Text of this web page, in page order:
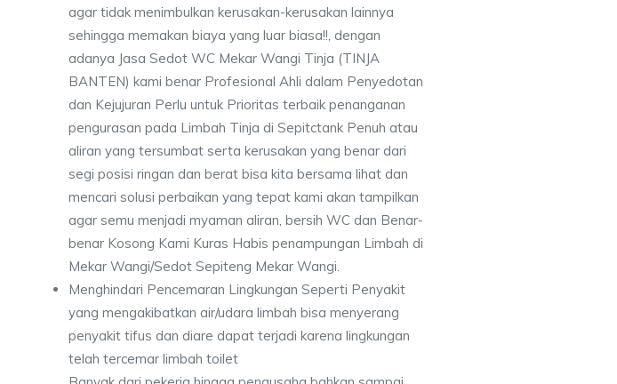
agar tidak menimbulkan kerusakan-kerusakan lainnya
sehingga memakan biaya yang luar biasa!!, dengan
adanya Jasa Sedot WC Mekar Wangi Tinja (TINJA
BANTEN) kami benar Profesional Ahli dalam Penyedotan
dan Kejujuran Perlu untuk Prioritas terbaik penanganan
pengurasan pada Limbah Tinja di Sepitctank Penuh atau
aliran yang tersumbat serta kerusakan yang benar dari
segi posisi ringan dan berat bisa kita bersama lihat dan
mencari solusi perbaikan yang tepat kami akan tampilkan
agar semu menjadi myaman aliran, bersih WC dan Benar-
benar Kosong Kami Kuras Habis penampungan Limbah di
Mekar Wangi/Sedot Sepiteng Mekar Wangi.
Menghindari Pencemaran Lingkungan Seperti Penyakit
yang mengakibatkan air/udara limbah bisa menyerang
penyakit tifus dan diare dapat terjadi karena lingkungan
telah tercemar limbah toilet